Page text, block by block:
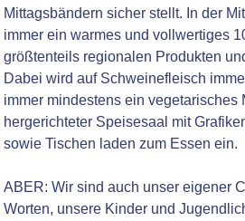
Mittagsbändern sicher stellt. In der
immer ein warmes und vollwertiges
größtenteils regionalen Produkten
Dabei wird auf Schweinefleisch
immer mindestens ein vegetarisches
hergerichteter Speisesaal mit
sowie Tischen laden zum Essen ein.
ABER: Wir sind auch unser eigener
Worten, unsere Kinder und